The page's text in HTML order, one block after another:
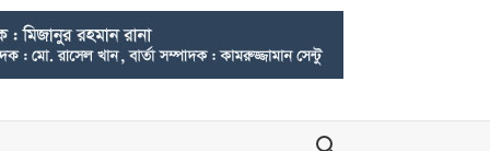
Search for: